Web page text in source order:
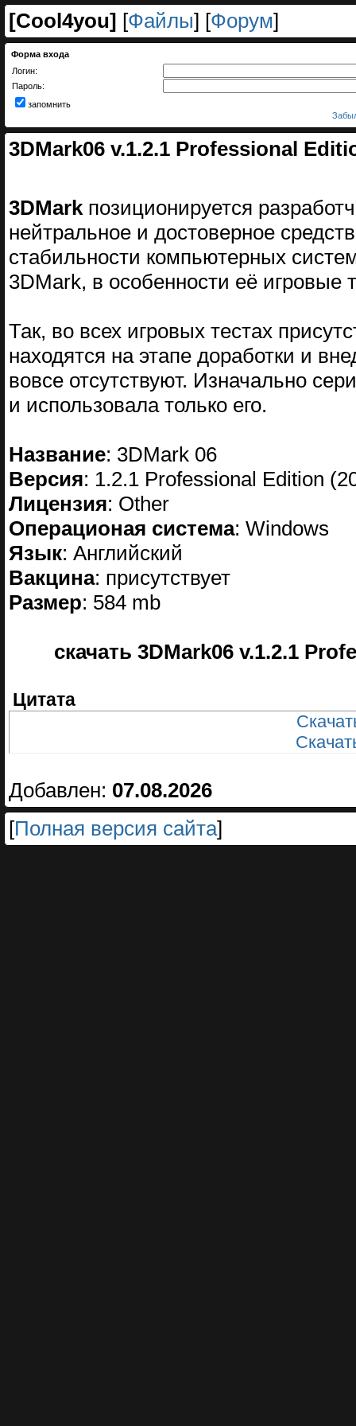
[Cool4you] [Файлы] [Форум]
Форма входа
Логин:
Пароль:
запомнить
3DMark06 v.1.2.1 Professional
3DMarkпозиционируется
нейтральное и достоверное
стабильности компьютерных
3DMark, в особенности её игровые
Так, во всех игровых тестах
находятся на этапе доработки и
вовсе отсутствуют. Изначально
и использовала только его.
Название: 3DMark 06
Версия: 1.2.1 Professional Edition
Лицензия: Other
Операционая система: Windows
Язык: Английский
Вакцина: присутствует
Размер: 584 mb
скачать 3DMark06 v.1.2.1
Цитата
Добавлен: 07.08.2026
[Полная версия сайта]